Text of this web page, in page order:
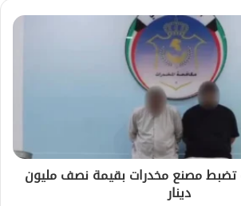
تضبط مصنع مخدرات بقيمة نصف مليون
دينار